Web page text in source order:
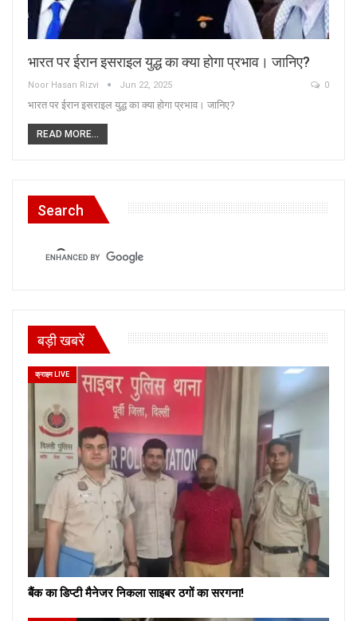
भारत पर ईरान इसराइल युद्ध का क्या होगा प्रभाव। जानिए?
Noor Hasan Rizvi Jun 22, 2025 0
भारत पर ईरान इसराइल युद्ध का क्या होगा प्रभाव। जानिए?
READ MORE...
Search
बड़ी खबरें
क्राइम LIVE
बैंक का डिप्टी मैनेजर निकला साइबर ठगों का सरगना!